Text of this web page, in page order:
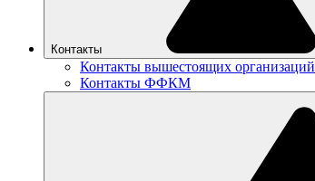
Контакты
Контакты вышестоящих организаций
Контакты ФФКМ